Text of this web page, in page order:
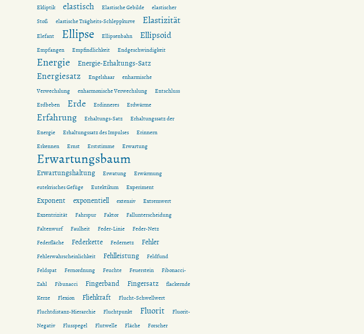
Ekliptik
elastisch Elastische Gebilde
elastischer
Stoß
elastische Trägheits-Schleppkurve Elastizität
Elefant Ellipse Ellipsenbahn Ellipsoid
Empfangen Empfindlichkeit Endgeschwindigkeit
Energie Energie-Erhaltungs-Satz
Energiesatz Engelshaar
enharmische
Verwechslung
enharmonische Verwechslung
Entschluss
Erdbeben
Erde Erdinneres Erdwärme
Erfahrung Erhaltungs-Satz
Erhaltungssatz der
Energie
Erhaltungssatz des Impulses
Erinnern
Erkennen
Ernst Erststimme Erwartung
Erwartungsbaum
Erwartungshaltung Erwatung
Erwärmung
eutekrisches Gefüge
Eutektikum Experiment
Exponent exponentiell extensiv
Extremwert
Exzentrizität
Fahrspur Faktor
Fallunterscheidung
Faltenwurf
Faulheit Feder-Linie
Feder-Netz
Federfläche
Federkette Federnetz Fehler
Fehlerwahrscheinlichkeit Fehlleistung
Feldfund
Feldspat
Fernordnung Feuchte Feuerstein
Fibonacci-
Zahl
Fibunacci Fingerband Fingersatz
flackernde
Kerze
Flexion Fliehkraft
Flucht-Schwellwert
Fluchtdistanz-Hierarchie
Fluchtpunkt Fluorit
Fluorit-
Negativ
Flusspegel Flutwelle Fläche Forscher